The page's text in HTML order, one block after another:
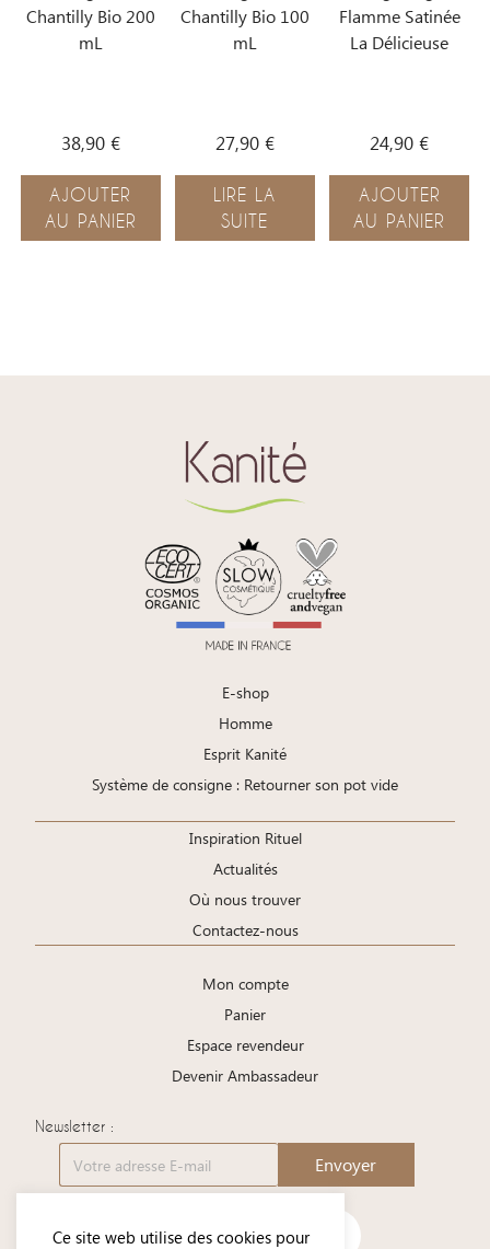
Chantilly Bio 200
mL
38,90 €
AJOUTER
AU PANIER
Chantilly Bio 100
mL
27,90 €
LIRE LA
SUITE
Flamme Satinée
La Délicieuse
24,90€
AJOUTER
AU PANIER
E-shop
Homme
Esprit Kanité
Système de consigne : Retourner son pot vide
Inspiration Rituel
Actualités
Où nous trouver
Contactez-nous
Mon compte
Panier
Espace revendeur
Devenir Ambassadeur
Newsletter :
Envoyer
Ce site web utilise des cookies pour